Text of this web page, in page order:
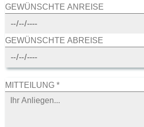
GEWÜNSCHTE ANREISE
GEWÜNSCHTE ABREISE
MITTEILUNG *